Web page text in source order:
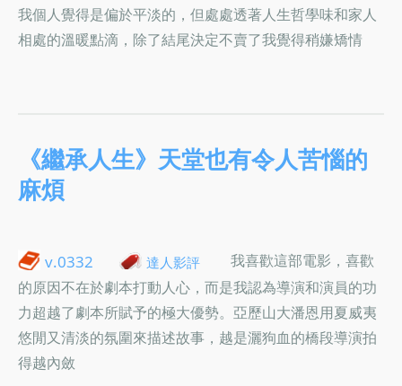
我個人覺得是偏於平淡的，但處處透著人生哲學味和家人
相處的溫暖點滴，除了結尾決定不賣了我覺得稍嫌矯情
《繼承人生》天堂也有令人苦惱的
麻煩
v.0332 達人影評
我喜歡這部電影，喜歡
的原因不在於劇本打動人心，而是我認為導演和演員的功
力超越了劇本所賦予的極大優勢。亞歷山大潘恩用夏威夷
悠閒又清淡的氛圍來描述故事，越是灑狗血的橋段導演拍
得越內斂